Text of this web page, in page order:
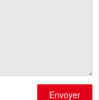
Envoyer